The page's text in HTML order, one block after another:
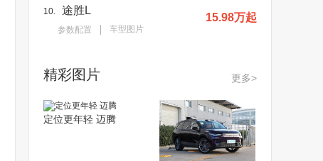
10. 途胜L
参数配置 车型图片
15.98万起
精彩图片 更多>
定位更年轻 迈腾